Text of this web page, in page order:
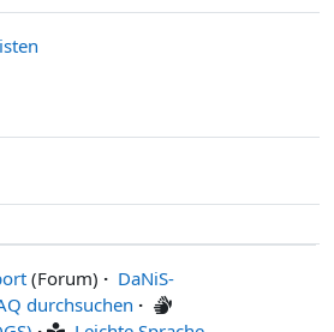
(Forum) · DaNiS-
durchsuchen ·